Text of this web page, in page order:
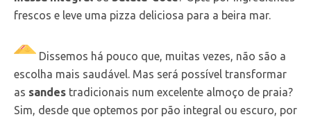
frescos e leve uma pizza deliciosa para a beira mar.
Dissemos há pouco que, muitas vezes, não são a
escolha mais saudável. Mas será possível transformar
as sandes tradicionais num excelente almoço de praia?
Sim, desde que optemos por pão integral ou escuro, por